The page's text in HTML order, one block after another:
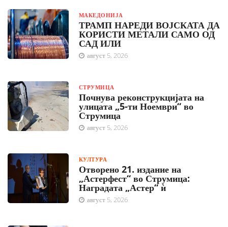
МАКЕДОНИЈА
ТРАМП НАРЕДИ ВОЈСКАТА ДА
КОРИСТИ МЕТАЛИ САМО ОД
САД ИЛИ
август 5, 2026
СТРУМИЦА
Почнува реконструкцијата на
улицата „5-ти Ноември“ во
Струмица
август 5, 2026
КУЛТУРА
Отворено 21. издание на
„Астерфест“ во Струмица:
Наградата „Астер“ ѝ
август 5, 2026